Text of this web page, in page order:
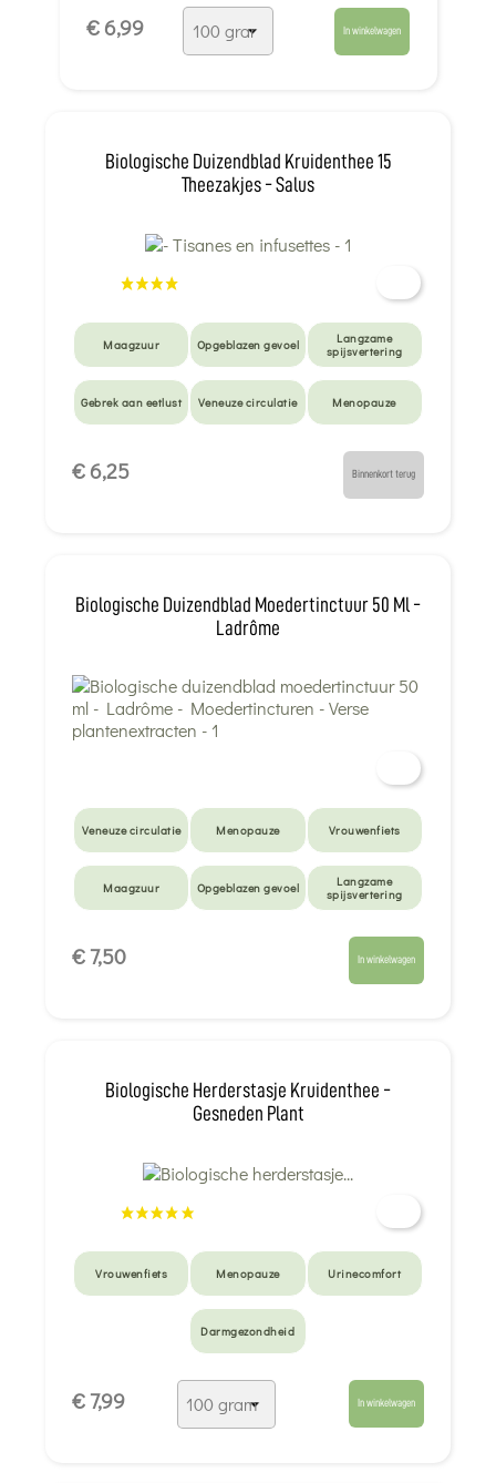
Gebrek aan
€ 6,99 In winkelwagen
Biologische Duizendblad Kruidenthee 15
Theezakjes - Salus
Maagzuur Opgeblazen gevoel
Langzame
spijsvertering
Gebrek aan eetlust Veneuze circulatie Menopauze
€ 6,25 Binnenkort terug
Biologische Duizendblad Moedertinctuur 50 Ml -
Ladrôme
Veneuze circulatie Menopauze Vrouwenfiets
Maagzuur Opgeblazen gevoel
Langzame
spijsvertering
€ 7,50 In winkelwagen
Biologische Herderstasje Kruidenthee -
Gesneden Plant
Vrouwenfiets Menopauze Urinecomfort
Darmgezondheid
€ 7,99 In winkelwagen